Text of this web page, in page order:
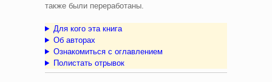
также были переработаны.
Для кого эта книга
Об авторах
Ознакомиться с оглавлением
Полистать отрывок